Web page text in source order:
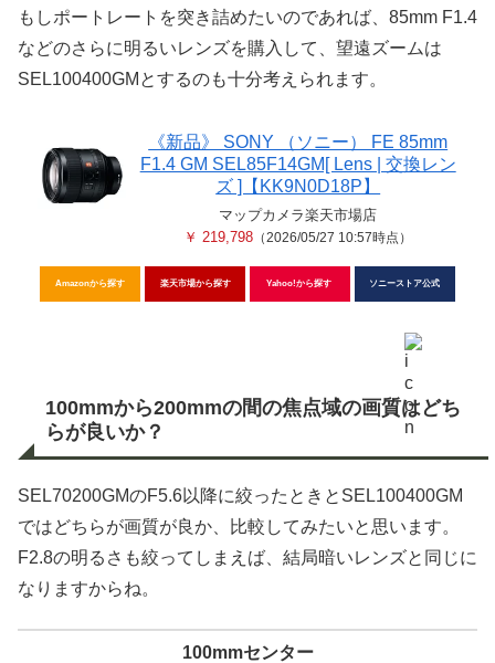
もしポートレートを突き詰めたいのであれば、85mm F1.4
などのさらに明るいレンズを購入して、望遠ズームは
SEL100400GMとするのも十分考えられます。
《新品》 SONY （ソニー） FE 85mm
F1.4 GM SEL85F14GM[ Lens | 交換レン
ズ ]【KK9N0D18P】
マップカメラ楽天市場店
￥ 219,798 （2026/05/27 10:57時点）
Amazonから探す 楽天市場から探す Yahoo!から探す ソニーストア公式
100mmから200mmの間の焦点域の画質はどち
らが良いか？
SEL70200GMのF5.6以降に絞ったときとSEL100400GM
ではどちらが画質が良か、比較してみたいと思います。
F2.8の明るさも絞ってしまえば、結局暗いレンズと同じに
なりますからね。
100mmセンター